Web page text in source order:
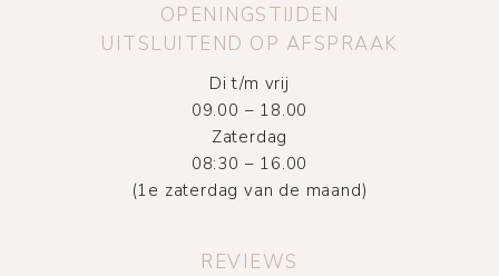
OPENINGSTIJDEN
UITSLUITEND OP AFSPRAAK
Di t/m vrij
09.00 – 18.00
Zaterdag
08:30 – 16.00
(1e zaterdag van de maand)
REVIEWS